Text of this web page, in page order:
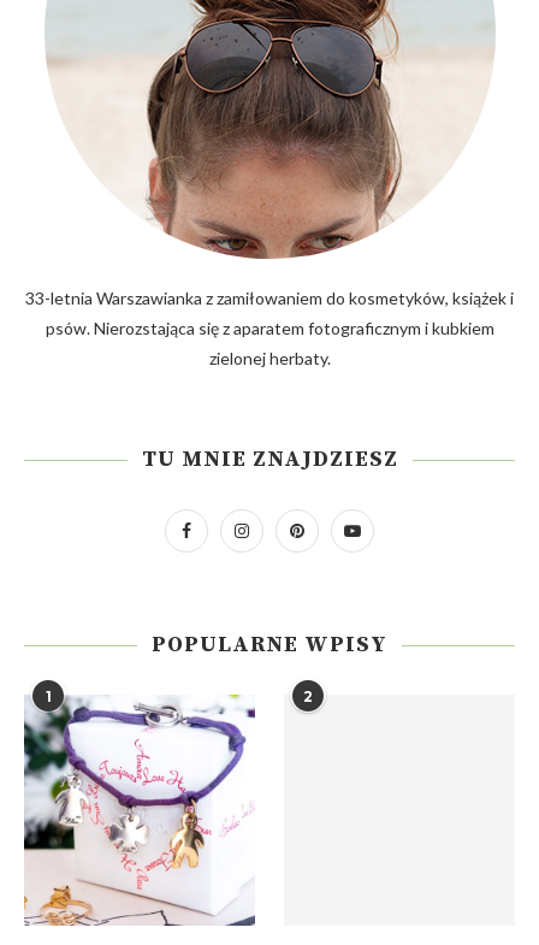
33-letnia Warszawianka z zamiłowaniem do kosmetyków, książek i
psów. Nierozstająca się z aparatem fotograficznym i kubkiem
zielonej herbaty.
TU MNIE ZNAJDZIESZ
POPULARNE WPISY
1 2